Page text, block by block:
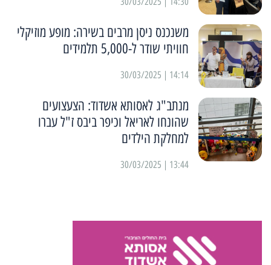
משנכנס ניסן מרבים בשירה: מופע מוזיקלי
חוויתי שודר ל-5,000 תלמידים
14:14 | 30/03/2025
מנתב"ג לאסותא אשדוד: הצעצועים
שהונחו לאריאל וכיפר ביבס ז"ל עברו
למחלקת הילדים
13:44 | 30/03/2025